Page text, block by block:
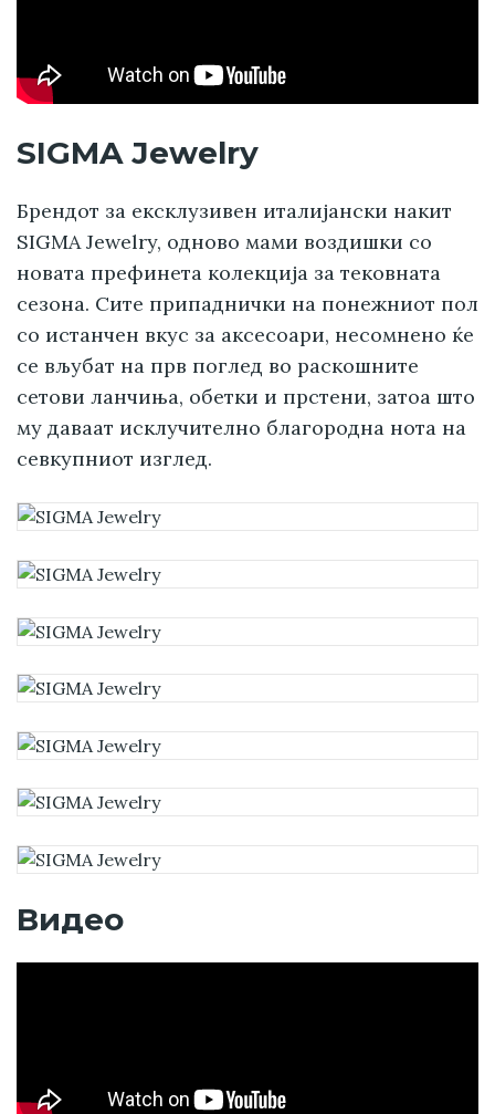
SIGMA Jewelry
Брендот за ексклузивен италијански накит
SIGMA Jewelry, одново мами воздишки со
новата префинета колекција за тековната
сезона. Сите припаднички на понежниот пол
со истанчен вкус за аксесоари, несомнено ќе
се вљубат на прв поглед во раскошните
сетови ланчиња, обетки и прстени, затоа што
му даваат исклучително благородна нота на
севкупниот изглед.
Видео